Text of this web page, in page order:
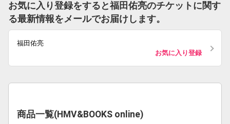
お気に入り登録をすると福田佑亮のチケットに関す
る最新情報をメールでお届けします。
福田佑亮
お気に入り登録
商品一覧(HMV&BOOKS online)